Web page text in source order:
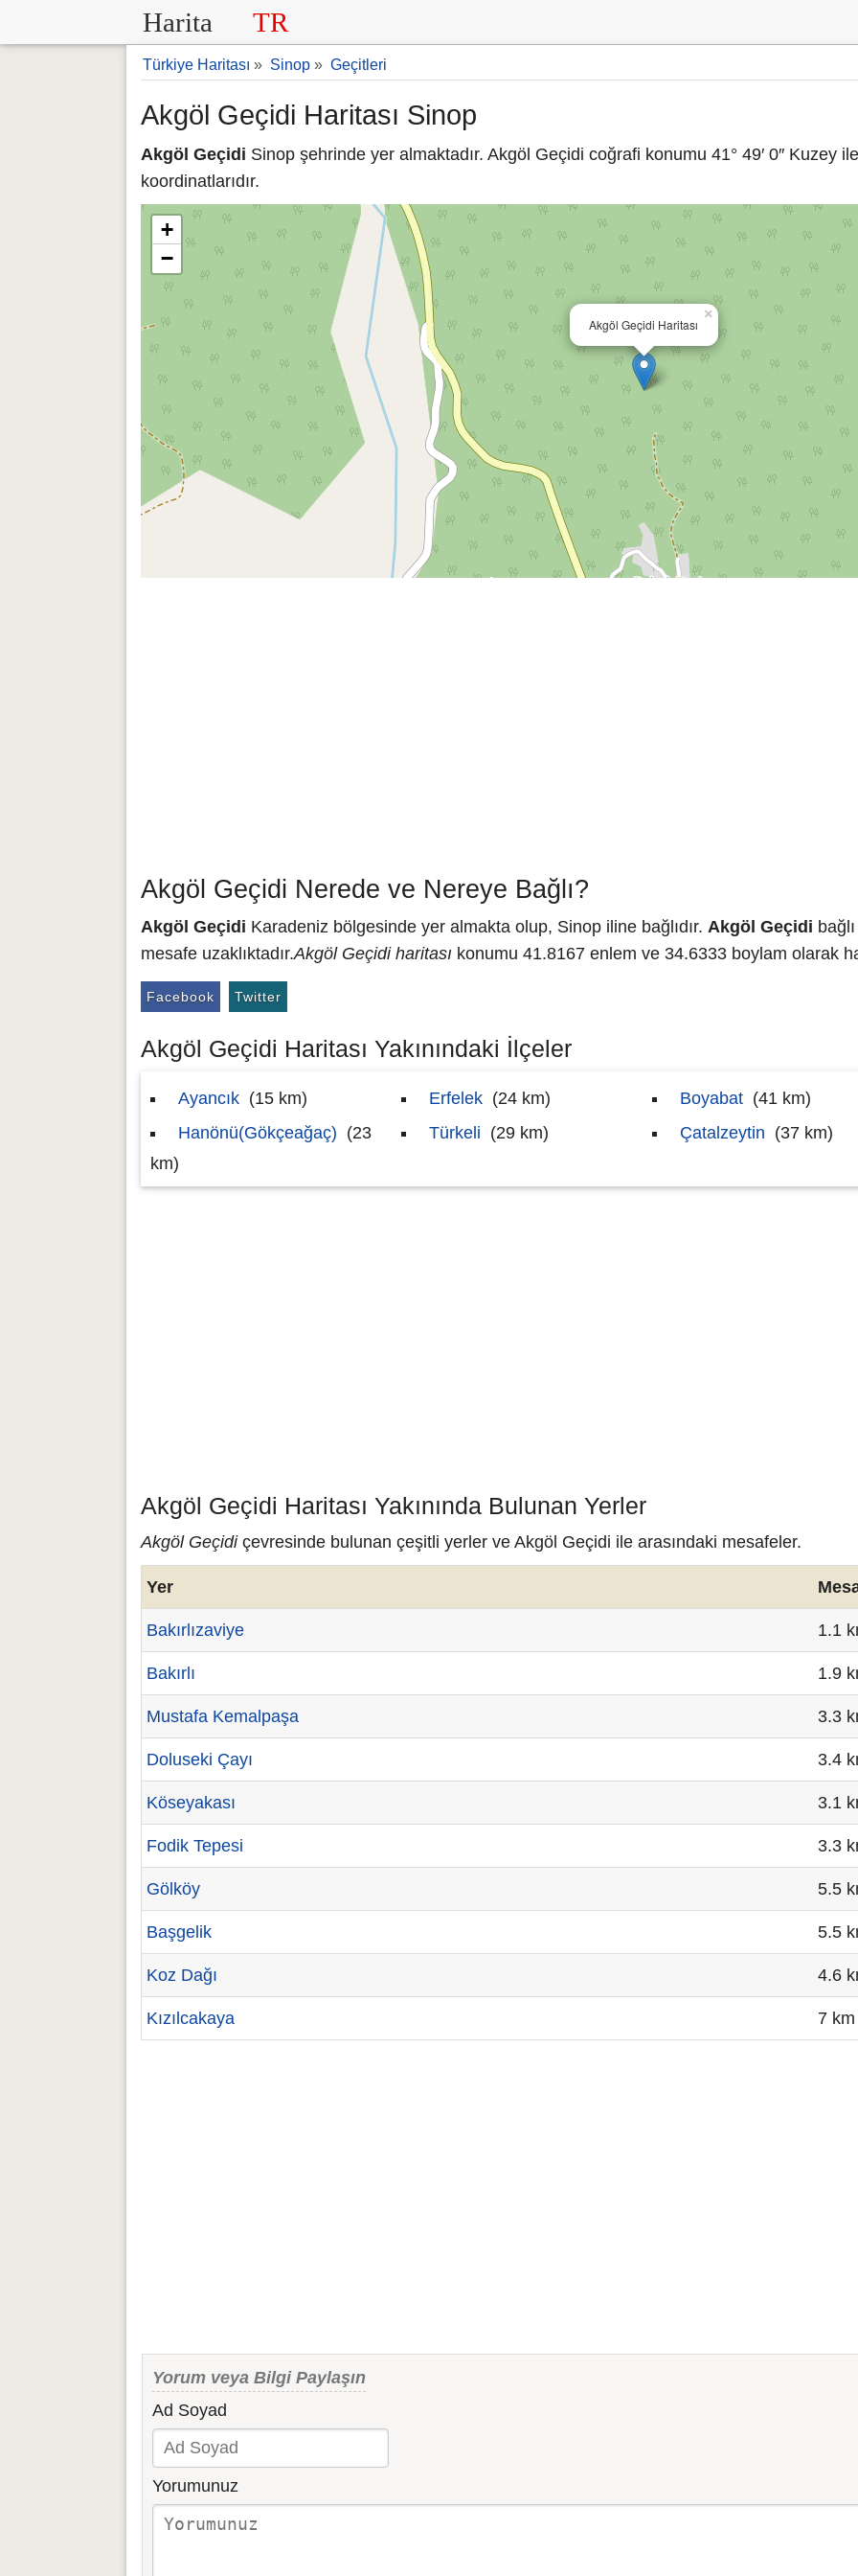
Harita TR
Türkiye Haritası » Sinop » Geçitleri
Akgöl Geçidi Haritası Sinop
Akgöl Geçidi Sinop şehrinde yer almaktadır. Akgöl Geçidi coğrafi konumu 41° 49′ 0″ Kuzey
koordinatlarıdır.
Akgöl Geçidi Haritası
×
+
−
Akgöl Geçidi Nerede ve Nereye Bağlı?
Akgöl Geçidi Karadeniz bölgesinde yer almakta olup, Sinop iline bağlıdır. Akgöl Geçidi
mesafe uzaklıktadır.Akgöl Geçidi haritası konumu 41.8167 enlem ve 34.6333 boylam olarak
Facebook Twitter
Akgöl Geçidi Haritası Yakınındaki İlçeler
Ayancık (15 km)
Hanönü(Gökçeağaç) (23
km)
Erfelek (24 km)
Türkeli (29 km)
Boyabat (41 km)
Çatalzeytin (37 km)
Akgöl Geçidi Haritası Yakınında Bulunan Yerler
Akgöl Geçidiçevresinde bulunan çeşitli yerler ve Akgöl Geçidi ile arasındaki mesafeler.
Yer
Bakırlızaviye 1.1
Bakırlı 1.9
Mustafa Kemalpaşa 3.3
Doluseki Çayı 3.4
Köseyakası 3.1
Fodik Tepesi 3.3
Gölköy 5.5
Başgelik 5.5
Koz Dağı 4.6
Kızılcakaya 7 km
Yorum veya Bilgi Paylaşın
Ad Soyad
Yorumunuz